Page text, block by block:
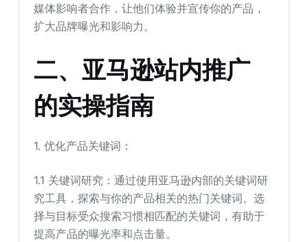
媒体影响者合作，让他们体验并宣传你的产品，
扩大品牌曝光和影响力。
二、亚马逊站内推广
的实操指南
1. 优化产品关键词：
1.1 关键词研究：通过使用亚马逊内部的关键词研
究工具，探索与你的产品相关的热门关键词。选
择与目标受众搜索习惯相匹配的关键词，有助于
提高产品的曝光率和点击量。